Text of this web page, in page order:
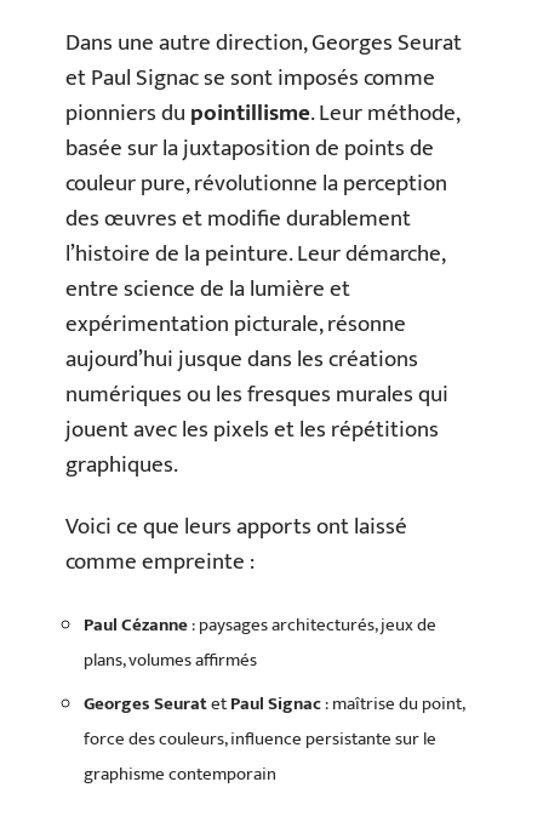
Dans une autre direction, Georges Seurat
et Paul Signac se sont imposés comme
pionniers dupointillisme. Leur méthode,
basée sur la juxtaposition de points de
couleur pure, révolutionne la perception
des œuvres et modifie durablement
l’histoire de la peinture. Leur démarche,
entre science de la lumière et
expérimentation picturale, résonne
aujourd’hui jusque dans les créations
numériques ou les fresques murales qui
jouent avec les pixels et les répétitions
graphiques.
Voici ce que leurs apports ont laissé
comme empreinte :
Paul Cézanne: paysages architecturés, jeux de
plans, volumes affirmés
Georges SeuratetPaul Signac: maîtrise du point,
force des couleurs, influence persistante sur le
graphisme contemporain